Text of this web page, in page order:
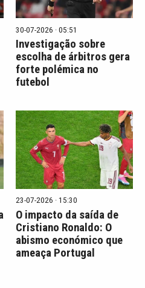
30-07-2026 · 05:51
Investigação sobre
escolha de árbitros gera
forte polémica no
futebol
23-07-2026 · 15:30
O impacto da saída de
Cristiano Ronaldo: O
abismo económico que
ameaça Portugal